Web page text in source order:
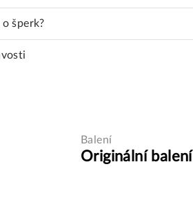
šperk?
Balení
Originální balení